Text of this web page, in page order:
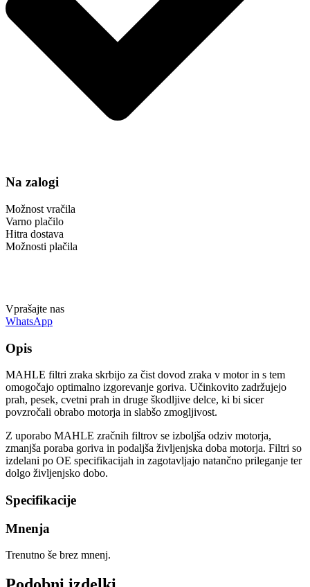
Na zalogi
Možnost vračila
Varno plačilo
Hitra dostava
Možnosti plačila
Vprašajte nas
WhatsApp
Opis
MAHLE filtri zraka skrbijo za čist dovod zraka v motor in s tem
omogočajo optimalno izgorevanje goriva. Učinkovito zadržujejo
prah, pesek, cvetni prah in druge škodljive delce, ki bi sicer
povzročali obrabo motorja in slabšo zmogljivost.
Z uporabo MAHLE zračnih filtrov se izboljša odziv motorja,
zmanjša poraba goriva in podaljša življenjska doba motorja. Filtri so
izdelani po OE specifikacijah in zagotavljajo natančno prileganje ter
dolgo življenjsko dobo.
Specifikacije
Mnenja
Trenutno še brez mnenj.